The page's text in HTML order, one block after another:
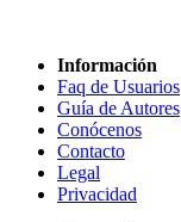
Información
Faq de Usuarios
Guía de Autores
Conócenos
Contacto
Legal
Privacidad